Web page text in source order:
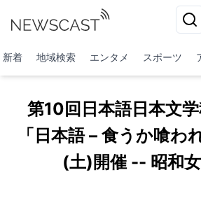
新着 地域検索 エンタメ スポーツ
第10回日本語日本文
「日本語 – 食うか喰わ
(土)開催 -- 昭和